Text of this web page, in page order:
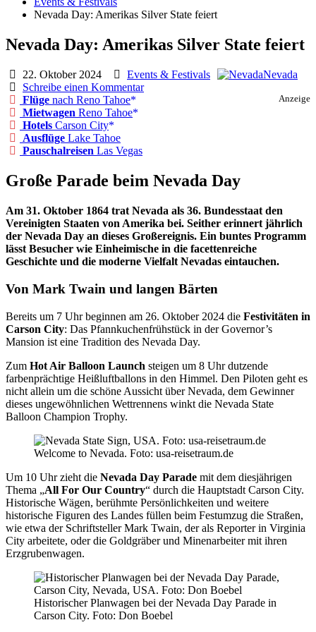
Nevada Day: Amerikas Silver State feiert
Nevada Day: Amerikas Silver State feiert
22. Oktober 2024 Events & Festivals
Nevada
Schreibe einen Kommentar
Anzeige
Flüge nach Reno Tahoe
Mietwagen Reno Tahoe
Hotels Carson City
Ausflüge Lake Tahoe
Pauschalreisen Las Vegas
Große Parade beim Nevada Day
Am 31. Oktober 1864 trat Nevada als 36. Bundesstaat den
Vereinigten Staaten von Amerika bei. Seither erinnert jährlich
der Nevada Day an dieses Großereignis. Ein buntes Programm
lässt Besucher wie Einheimische in die facettenreiche
Geschichte und die moderne Vielfalt Nevadas eintauchen.
Von Mark Twain und langen Bärten
Bereits um 7 Uhr beginnen am 26. Oktober 2024 die Festivitäten in
Carson City: Das Pfannkuchenfrühstück in der Governor’s
Mansion ist eine Tradition des Nevada Day.
Zum Hot Air Balloon Launch steigen um 8 Uhr dutzende
farbenprächtige Heißluftballons in den Himmel. Den Piloten geht es
nicht allein um die schöne Aussicht über Nevada, dem Gewinner
dieses ungewöhnlichen Wettrennens winkt die Nevada State
Balloon Champion Trophy.
Welcome to Nevada. Foto: usa-reisetraum.de
Um 10 Uhr zieht die Nevada Day Parade mit dem diesjährigen
Thema „All For Our Country“ durch die Hauptstadt Carson City.
Historische Wägen, berühmte Persönlichkeiten und weitere
historische Figuren des Landes füllen beim Festumzug die Straßen,
wie etwa der Schriftsteller Mark Twain, der als Reporter in Virginia
City arbeitete, oder die Goldgräber und Minenarbeiter mit ihren
Erzgrubenwagen.
Historischer Planwagen bei der Nevada Day Parade in
Carson City. Foto: Don Boebel